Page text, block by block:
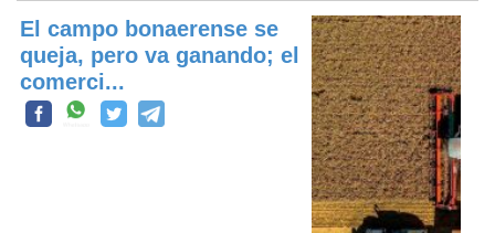
El campo bonaerense se
queja, pero va ganando; el
comerci...